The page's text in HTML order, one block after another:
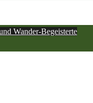
Wander-Begeisterte